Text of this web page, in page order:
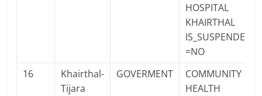
HOSPITAL
KHAIRTHAL
IS_SUSPENDED
=NO
16
Khairthal-
Tijara
GOVERMENT
COMMUNITY
HEALTH